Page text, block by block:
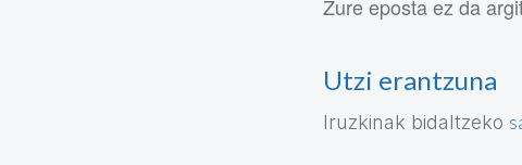
Zure eposta ez da
Utzi erantzuna
Iruzkinak bidaltzeko